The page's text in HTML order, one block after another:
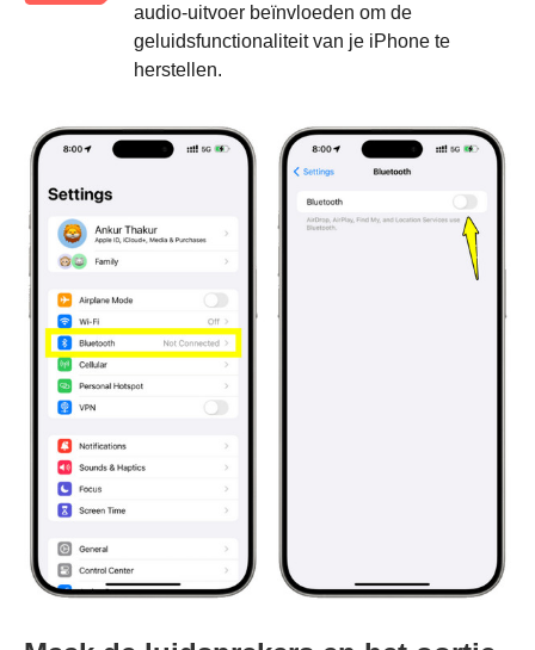
audio-uitvoer beïnvloeden om de
geluidsfunctionaliteit van je iPhone te
herstellen.